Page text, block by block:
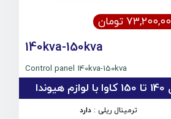
تومان
140kva-150kva
Control panel 140kva-150kva
ترمینال ریلی : دارد